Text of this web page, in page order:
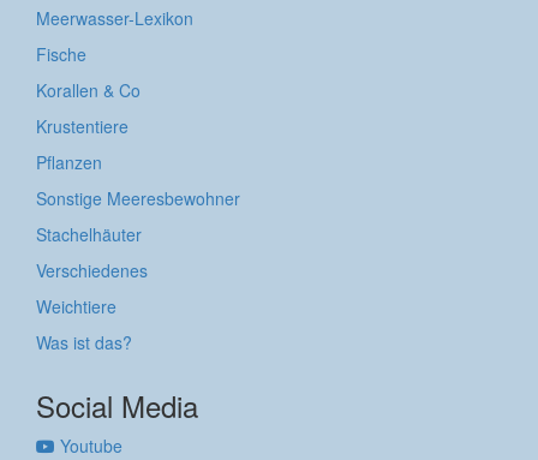
Meerwasser-Lexikon
Fische
Korallen & Co
Krustentiere
Pflanzen
Sonstige Meeresbewohner
Stachelhäuter
Verschiedenes
Weichtiere
Was ist das?
Social Media
Youtube